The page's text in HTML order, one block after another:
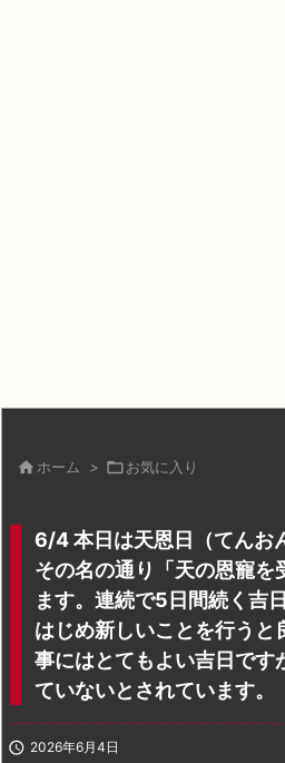
 ホーム > お気に入り
6/4 本日は天恩日（てんお
その名の通り「天の恩寵を
ます。連続で5日間続く吉
はじめ新しいことを行うと
事にはとてもよい吉日です
ていないとされています。
 2026年6月4日